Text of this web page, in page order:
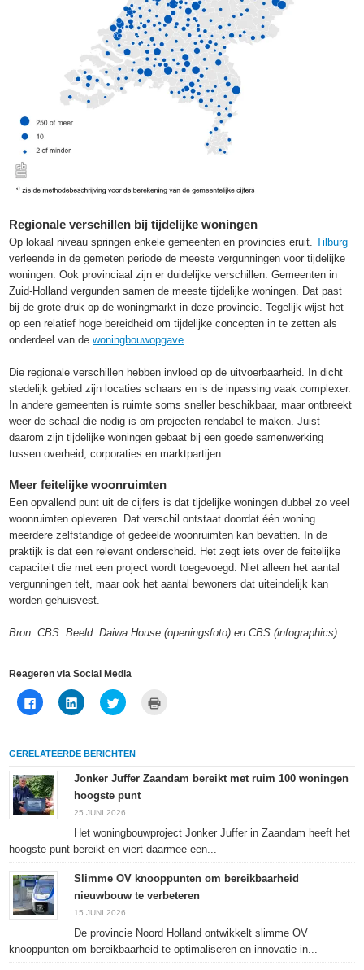
Regionale verschillen bij tijdelijke woningen
Op lokaal niveau springen enkele gemeenten en provincies eruit.Tilburg
verleende in de gemeten periode de meeste vergunningen voor tijdelijke
woningen. Ook provinciaal zijn er duidelijke verschillen. Gemeenten in
Zuid-Holland vergunden samen de meeste tijdelijke woningen. Dat past
bij de grote druk op de woningmarkt in deze provincie. Tegelijk wijst het
op een relatief hoge bereidheid om tijdelijke concepten in te zetten als
onderdeel van dewoningbouwopgave.
Die regionale verschillen hebben invloed op de uitvoerbaarheid. In dicht
stedelijk gebied zijn locaties schaars en is de inpassing vaak complexer.
In andere gemeenten is ruimte soms sneller beschikbaar, maar ontbreekt
weer de schaal die nodig is om projecten rendabel te maken. Juist
daarom zijn tijdelijke woningen gebaat bij een goede samenwerking
tussen overheid, corporaties en marktpartijen.
Meer feitelijke woonruimten
Een opvallend punt uit de cijfers is dat tijdelijke woningen dubbel zo veel
woonruimten opleveren. Dat verschil ontstaat doordat één woning
meerdere zelfstandige of gedeelde woonruimten kan bevatten. In de
praktijk is dat een relevant onderscheid. Het zegt iets over de feitelijke
capaciteit die met een project wordt toegevoegd. Niet alleen het aantal
vergunningen telt, maar ook het aantal bewoners dat uiteindelijk kan
worden gehuisvest.
Bron: CBS. Beeld: Daiwa House (openingsfoto) en CBS (infographics).
Reageren via Social Media
Klik
om
Facebook
(Wordt
een
nieuw
venster
geopend)
Klik
om
delen
(Wordt
een
venster
geopend)
Klik
om
Twitter
(Wordt
een
venster
geopend)
nieuw
GERELATEERDE BERICHTEN
Jonker Juffer Zaandam bereikt met ruim 100 woningen
hoogste punt
25 JUNI 2026
Het woningbouwproject Jonker Juffer in Zaandam heeft het
hoogste punt bereikt en viert daarmee een...
Slimme OV knooppunten om bereikbaarheid
nieuwbouw te verbeteren
15 JUNI 2026
De provincie Noord Holland ontwikkelt slimme OV
knooppunten om bereikbaarheid te optimaliseren en innovatie in...